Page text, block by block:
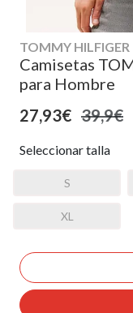
TOMMY HILFIGER
Camisetas
para Hombre
27,93€ 39,9€
Seleccionar talla
S
XL